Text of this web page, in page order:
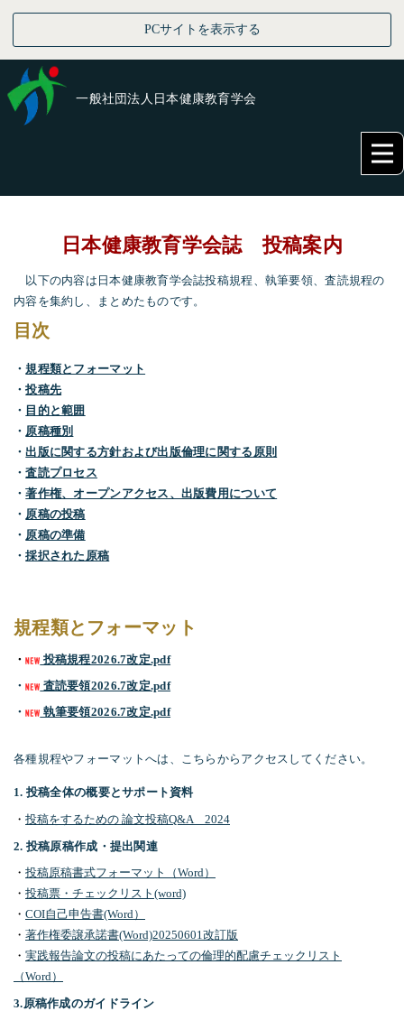
PCサイトを表示する
一般社団法人日本健康教育学会
日本健康教育学会誌 投稿案内
以下の内容は日本健康教育学会誌投稿規程、執筆要領、査読規程の
内容を集約し、まとめたものです。
目次
・規程類とフォーマット
・投稿先
・ 目的と範囲
・ 原稿種別
・出版に関する方針および出版倫理に関する原則
・査読プロセス
・著作権、オープンアクセス、出版費用について
・ 原稿の投稿
・ 原稿の準備
・採択された原稿
規程類とフォーマット
・ 投稿規程2026.7改定.pdf
・ 査読要領2026.7改定.pdf
・ 執筆要領2026.7改定.pdf
各種規程やフォーマットへは、こちらからアクセスしてください。
1. 投稿全体の概要とサポート資料
・ 投稿をするための 論文投稿Q&A 2024
2. 投稿原稿作成・提出関連
・ 投稿原稿書式フォーマット（Word）
・ 投稿票・チェックリスト(word)
・ COI自己申告書(Word）
・ 著作権委譲承諾書(Word)20250601改訂版
・ 実践報告論文の投稿にあたっての倫理的配慮チェックリスト
（Word）
3.原稿作成のガイドライン